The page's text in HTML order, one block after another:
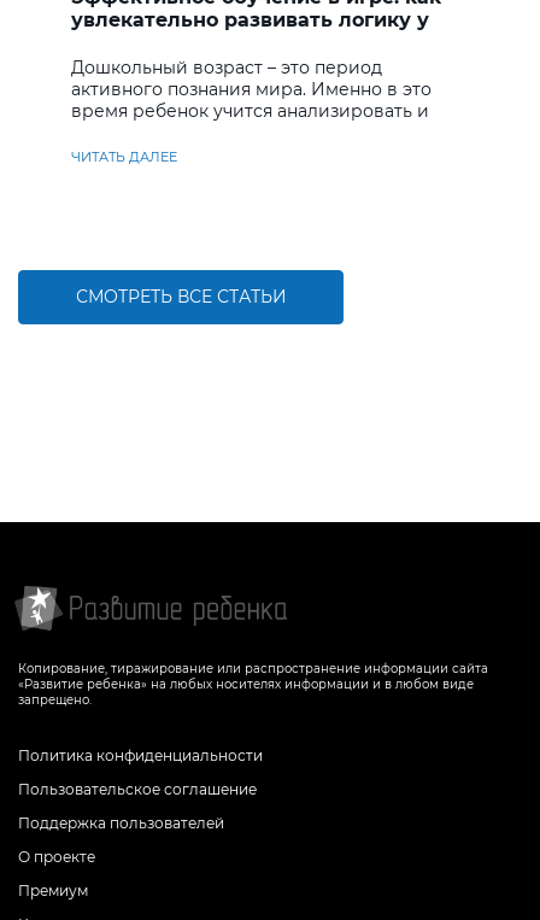
увлекательно развивать логику у
Дошкольный возраст – это период
активного познания мира. Именно в это
время ребенок учится анализировать и
ЧИТАТЬ ДАЛЕЕ
СМОТРЕТЬ ВСЕ СТАТЬИ
Копирование, тиражирование или распространение информации сайта
«Развитие ребенка» на любых носителях информации и в любом виде
запрещено.
Политика конфиденциальности
Пользовательское соглашение
Поддержка пользователей
О проекте
Премиум